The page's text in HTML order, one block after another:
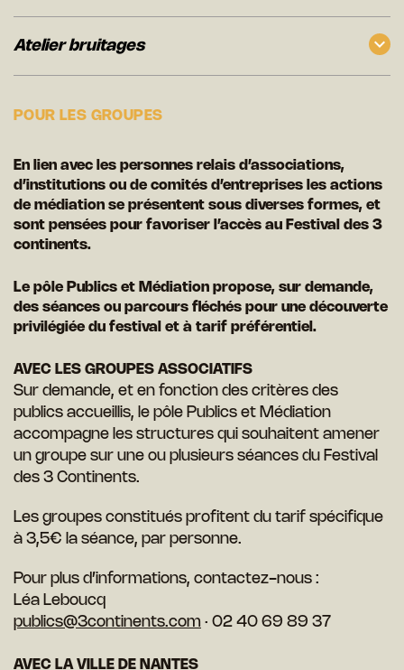
Atelier bruitages
POUR LES GROUPES
En lien avec les personnes relais d’associations,
d’institutions ou de comités d’entreprises les actions
de médiation se présentent sous diverses formes, et
sont pensées pour favoriser l’accès au Festival des 3
continents.
Le pôle Publics et Médiation propose, sur demande,
des séances ou parcours fléchés pour une découverte
privilégiée du festival et à tarif préférentiel.
AVEC LES GROUPES ASSOCIATIFS
Sur demande, et en fonction des critères des
publics accueillis, le pôle Publics et Médiation
accompagne les structures qui souhaitent amener
un groupe sur une ou plusieurs séances du Festival
des 3 Continents.
Les groupes constitués profitent du tarif spécifique
à 3,5€ la séance, par personne.
Pour plus d’informations, contactez-nous :
Léa Leboucq
publics@3continents.com · 02 40 69 89 37
AVEC LA VILLE DE NANTES